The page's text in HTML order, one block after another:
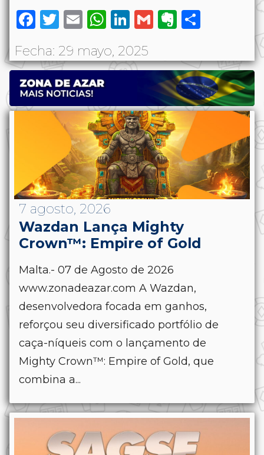
Facebook
Twitter
EmailWhatsApp
LinkedIn
GmailEvernote
Fecha: 29 mayo, 2025
7 agosto, 2026
Wazdan Lança Mighty
Crown™: Empire of Gold
Malta.- 07 de Agosto de 2026
www.zonadeazar.com A Wazdan,
desenvolvedora focada em ganhos,
reforçou seu diversificado portfólio de
caça-níqueis com o lançamento de
Mighty Crown™: Empire of Gold, que
combina a...